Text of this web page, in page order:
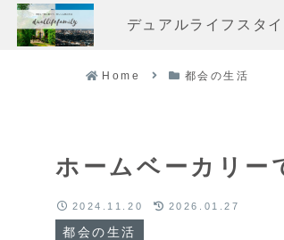
デュアルライフスタ
Home 都会の生活
ホームベーカリー
都会の生活
2024.11.20 2026.01.27